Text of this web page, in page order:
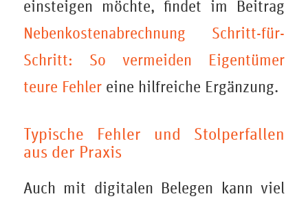
einsteigen möchte, findet im Beitrag
Nebenkostenabrechnung Schritt-für-
Schritt: So vermeiden Eigentümer
teure Fehlereine hilfreiche Ergänzung.
Typische Fehler und Stolperfallen
aus der Praxis
Auch mit digitalen Belegen kann viel